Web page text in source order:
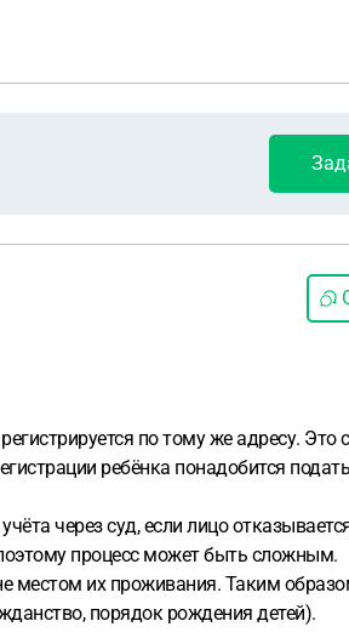
по тому же адресу. Это
ребёнка понадобится
через суд, если лицо
процесс может быть сложным.
местом их проживания. Таким
порядок рождения детей).